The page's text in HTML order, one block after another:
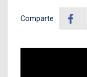
Comparte